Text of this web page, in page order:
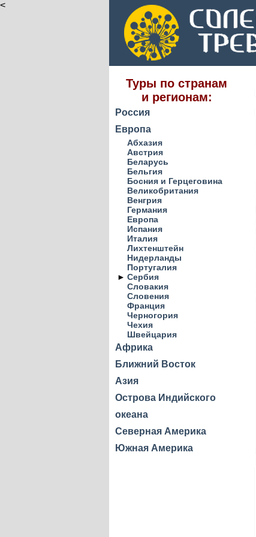
<
Туры по странам
и регионам:
Россия
Европа
Абхазия
Австрия
Беларусь
Бельгия
Босния и Герцеговина
Великобритания
Венгрия
Германия
Европа
Испания
Италия
Лихтенштейн
Нидерланды
Португалия
► Сербия
Словакия
Словения
Франция
Черногория
Чехия
Швейцария
Африка
Ближний Восток
Азия
Острова Индийского
океана
Северная Америка
Южная Америка